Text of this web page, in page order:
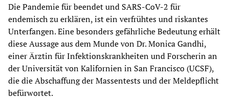
Die Pandemie für beendet und SARS-CoV-2 für
endemisch zu erklären, ist ein verfrühtes und riskantes
Unterfangen. Eine besonders gefährliche Bedeutung erhält
diese Aussage aus dem Munde von Dr. Monica Gandhi,
einer Ärztin für Infektionskrankheiten und Forscherin an
der Universität von Kalifornien in San Francisco (UCSF),
die die Abschaffung der Massentests und der Meldepflicht
befürwortet.